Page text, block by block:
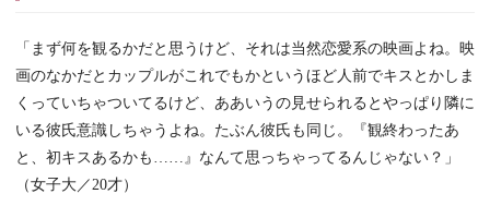
「まず何を観るかだと思うけど、それは当然恋愛系の映画よね。映
画のなかだとカップルがこれでもかというほど人前でキスとかしま
くっていちゃついてるけど、ああいうの見せられるとやっぱり隣に
いる彼氏意識しちゃうよね。たぶん彼氏も同じ。『観終わったあ
と、初キスあるかも……』なんて思っちゃってるんじゃない？」
（女子大／20才）